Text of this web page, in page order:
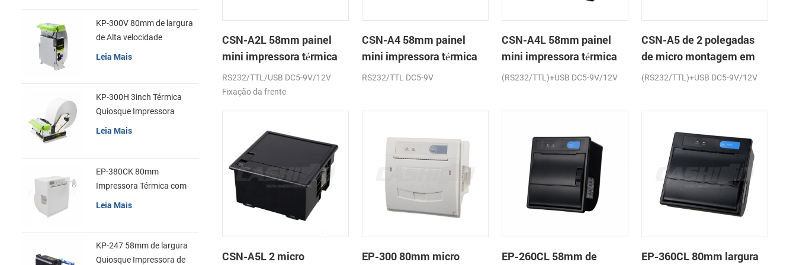
CSN-A2L 58mm painel
mini impressora térmica
de recibos
RS232/TTL/USB DC5-9V/12V
Fixação da frente
CSN-A4 58mm painel
mini impressora térmica
de recibos
RS232/TTL DC5-9V
CSN-A4L 58mm painel
mini impressora térmica
de recibos
(RS232/TTL)+USB DC5-9V/12V
CSN-A5 de 2 polegadas
de micro montagem em
painel impressora térmica
(RS232/TTL)+USB DC5-9V/12V
CSN-A5L 2 micro EP-300 80mm micro EP-260CL 58mm de EP-360CL 80mm largura
KP-300V 80mm de largura
de Alta velocidade
Quiosque Impressora
Leia Mais
KP-300H 3inch Térmica
Quiosque Impressora
Módulo de
Leia Mais
EP-380CK 80mm
Impressora Térmica com
Tampa de Bloqueio
Leia Mais
KP-247 58mm de largura
Quiosque Impressora de